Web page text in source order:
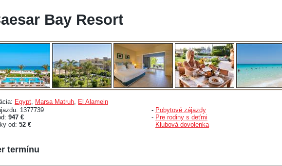
Bay Resort
Egypt, Marsa Matruh, El Alamein
1377739
947 €
od: 52 €
- Pobytové zájazdy
- Pre rodiny s deťmi
- Klubová dovolenka
termínu